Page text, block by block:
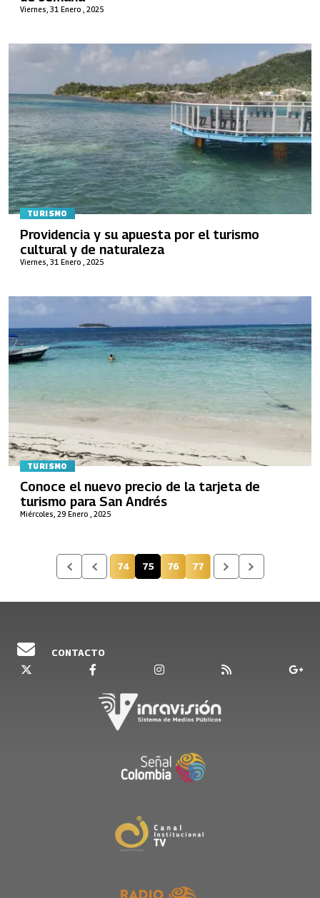
Viernes, 31 Enero , 2025
TURISMO
Viernes, 31 Enero , 2025
Providencia y su apuesta por el turismo
cultural y de naturaleza
TURISMO
Miércoles, 29 Enero , 2025
Conoce el nuevo precio de la tarjeta de
turismo para San Andrés
Página
74 Página actual
75 Página
76 Página
77
CONTACTO